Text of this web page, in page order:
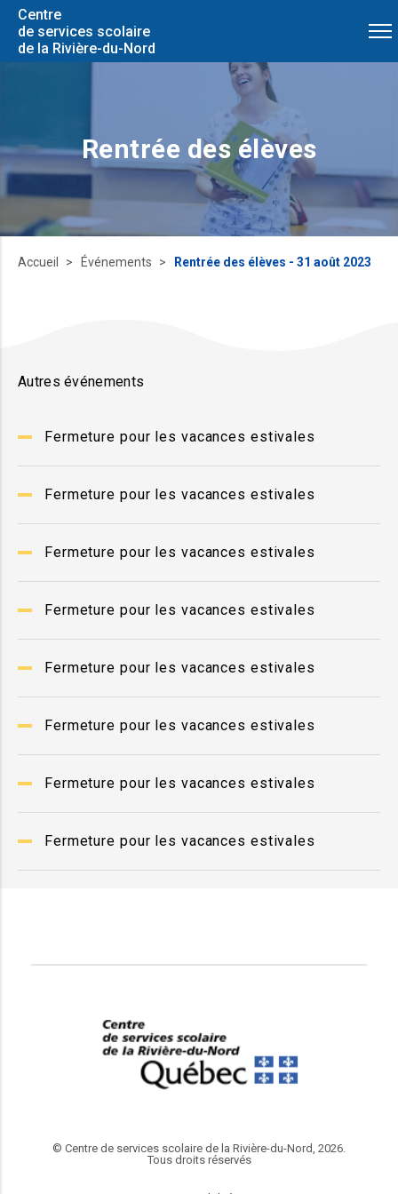
Centre
de services scolaire
de la Rivière-du-Nord
Rentrée des élèves
Autres événements
Fermeture pour les vacances estivales
Fermeture pour les vacances estivales
Fermeture pour les vacances estivales
Fermeture pour les vacances estivales
Fermeture pour les vacances estivales
Fermeture pour les vacances estivales
Fermeture pour les vacances estivales
Fermeture pour les vacances estivales
Accueil Événements Rentrée des élèves - 31 août 2023
© Centre de services scolaire de la Rivière-du-Nord, 2026.
Tous droits réservés